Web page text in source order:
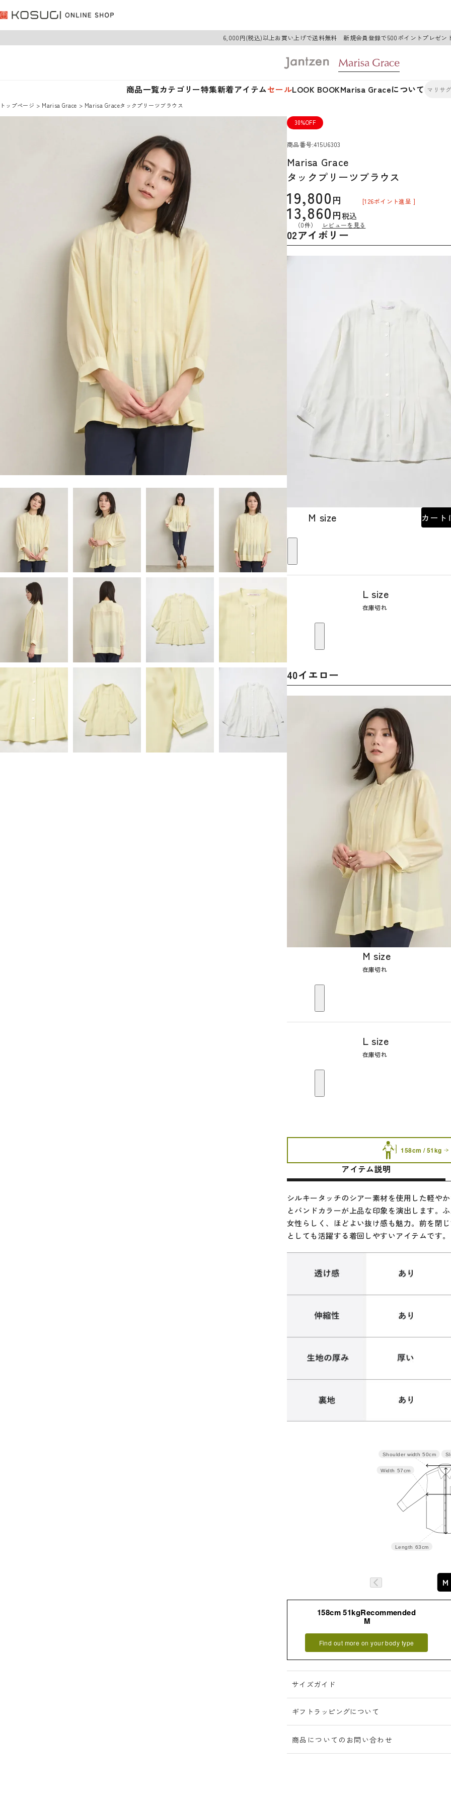
6,000円(税込)以上お買い上げで送料無料 新規会員登録で500ポイントプレゼン
商品一覧カテゴリー特集新着アイテムセールLOOK BOOKMarisa Graceについて
トップページ Marisa Grace Marisa Graceタックプリーツブラウス
30%OFF
商品番号 415U6303
Marisa Grace
タックプリーツブラウス
19,800
13,860 税込
[126ポイント進呈 ]
（0件） レビューを見る
02アイボリー
M size カート
L size
在庫切れ
40イエロー
M size
在庫切れ
L size
在庫切れ
158cm / 51kg
アイテム説明
シルキータッチのシアー素材を使用した軽や
とバンドカラーが上品な印象を演出します。
女性らしく、ほどよい抜け感も魅力。前を閉
としても活躍する着回しやすいアイテムです。
バスト
114
120
詳細はこちら
Length 63cm
Width 57cm
Shoulder width 50cm
M
158cm 51kgRecommended
M
Find out more on your body type
サイズガイド
ギフトラッピングについて
商品についてのお問い合わせ